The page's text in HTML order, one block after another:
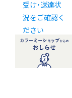
受け・送達状
況をご確認く
ださい